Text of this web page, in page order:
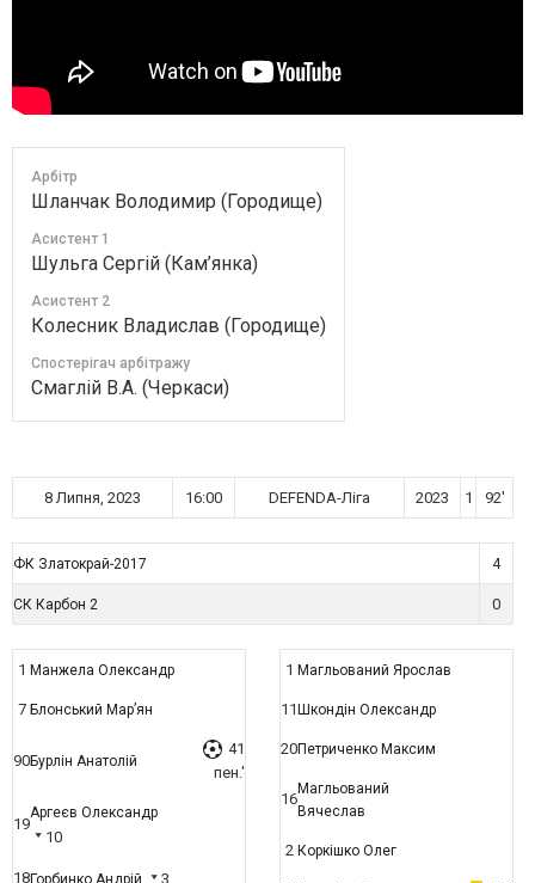
Арбітр
Шланчак Володимир (Городище)
Асистент 1
Шульга Сергій (Кам’янка)
Асистент 2
Колесник Владислав (Городище)
Спостерігач арбітражу
Смаглій В.А. (Черкаси)
8 Липня, 2023 16:00 DEFENDA-Ліга 2023 1 92'
ФК Златокрай-2017 4
СК Карбон 2 0
1 Манжела Олександр
7 Блонський Мар’ян
90Бурлін Анатолій
41
пен.'
19
Аргеєв Олександр
10
18Горбинко Андрій 3
1 Магльований Ярослав
11 Шкондін Олександр
20Петриченко Максим
16
Магльований
Вячеслав
2 Коркішко Олег